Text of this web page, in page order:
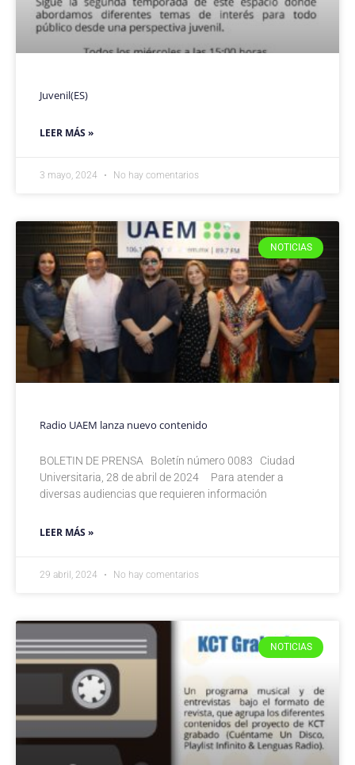
Juvenil(ES)
LEER MÁS »
3 mayo, 2024 No hay comentarios
NOTICIAS
Radio UAEM lanza nuevo contenido
BOLETIN DE PRENSA Boletín número 0083 Ciudad
Universitaria, 28 de abril de 2024 Para atender a
diversas audiencias que requieren información
LEER MÁS »
29 abril, 2024 No hay comentarios
NOTICIAS